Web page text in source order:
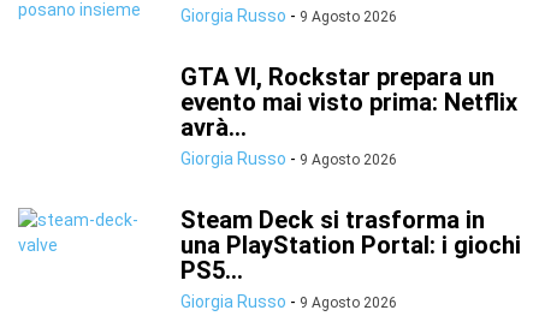
Giorgia Russo - 9 Agosto 2026
GTA VI, Rockstar prepara un
evento mai visto prima: Netflix
avrà...
Giorgia Russo - 9 Agosto 2026
Steam Deck si trasforma in
una PlayStation Portal: i giochi
PS5...
Giorgia Russo - 9 Agosto 2026